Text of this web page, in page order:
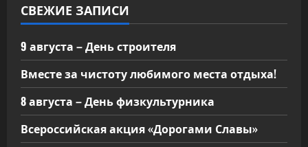
я
м
СВЕЖИЕ ЗАПИСИ
9 августа – День строителя
Вместе за чистоту любимого места отдыха!
8 августа – День физкультурника
Всероссийская акция «Дорогами Славы»